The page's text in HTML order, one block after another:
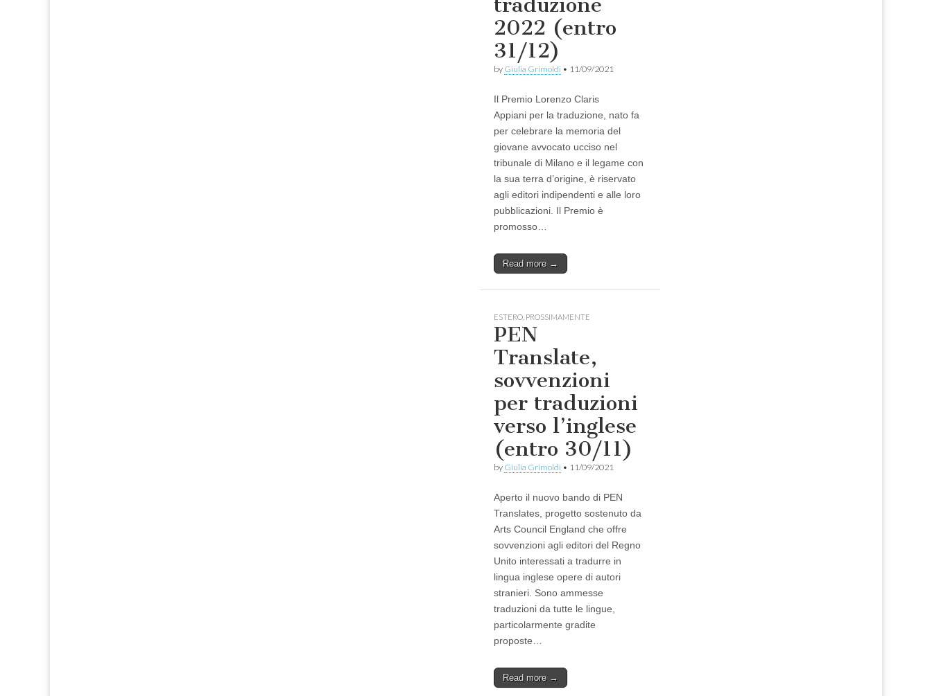
traduzione
2022 (entro
31/12)
by Giulia Grimoldi • 11/09/2021
Il Premio Lorenzo Claris
Appiani per la traduzione, nato fa
per celebrare la memoria del
giovane avvocato ucciso nel
tribunale di Milano e il legame con
la sua terra d’origine, è riservato
agli editori indipendenti e alle loro
pubblicazioni. Il Premio è
promosso…
Read more →
ESTERO PROSSIMAMENTE
PEN
Translate,
sovvenzioni
per traduzioni
verso l’inglese
(entro 30/11)
by Giulia Grimoldi • 11/09/2021
Aperto il nuovo bando di PEN
Translates, progetto sostenuto da
Arts Council England che offre
sovvenzioni agli editori del Regno
Unito interessati a tradurre in
lingua inglese opere di autori
stranieri. Sono ammesse
traduzioni da tutte le lingue,
particolarmente gradite
proposte…
Read more →